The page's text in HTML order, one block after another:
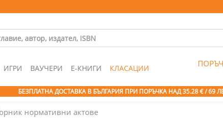
ИГРИ ВАУЧЕРИ Е-КНИГИ КЛАСАЦИИ
БЕЗПЛАТНА ДОСТАВКА В БЪЛГАРИЯ ПРИ ПОРЪЧКА НАД 35.28 € / 69
нормативни актове